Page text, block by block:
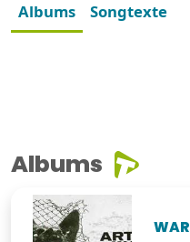
Albums Songtexte
Albums
WAR